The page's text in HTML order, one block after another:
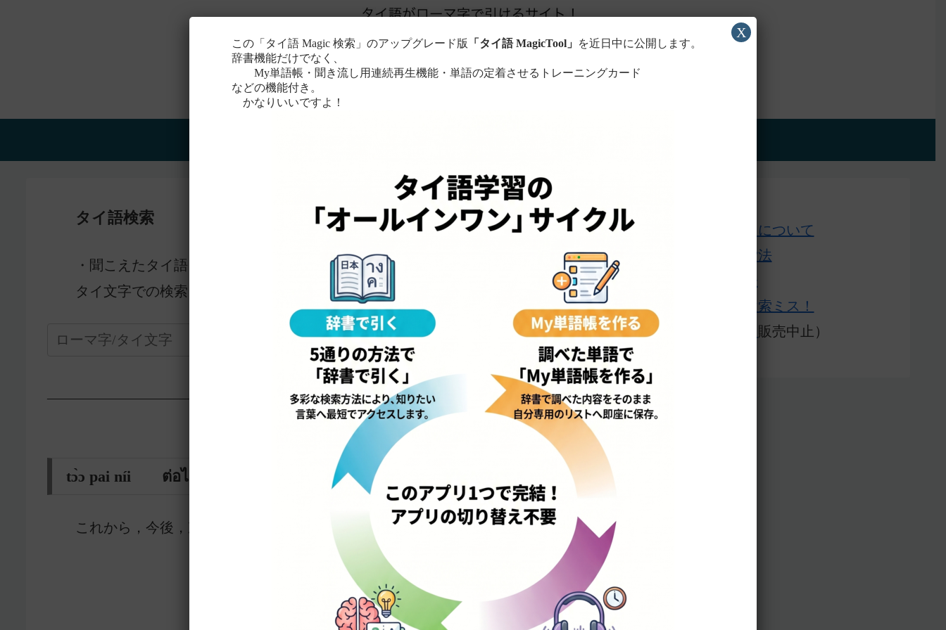
タイ語検索
・聞こえたタイ語を一番近いと
ローマ字に置き換えて検索！
タイ文字での検索も含め、詳しくは
こちら。
—————————————————-
tɔ̀ɔ pai níi ต่อไปนี้
これから，今後，次に，
このサイトについて
単語の検索法
ローマ字表
よくある検索ミス！
販売中止）
この「タイ語 Magic 検索」のアップグレード版 「タイ語 MagicTool」
を近日中に公開します。
辞書機能だけでなく、
My単語帳・聞き流し用連続再生機能・単語の定着させるトレーニングカード
などの機能付き。
かなりいいですよ！
X